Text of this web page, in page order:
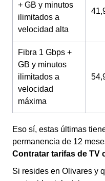
+ GB y minutos
ilimitados a
velocidad alta
Fibra 1 Gbps +
GB y minutos
ilimitados a
velocidad
máxima
Eso sí, estas últimas
permanencia de 12
Contratar tarifas de TV
Si resides en Olivares y